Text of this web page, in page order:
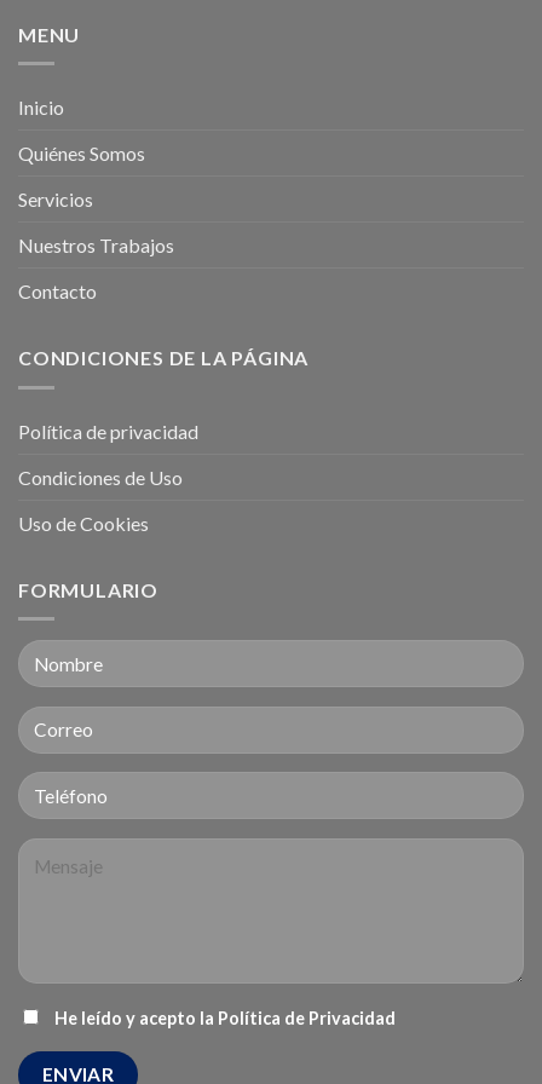
MENU
Inicio
Quiénes Somos
Servicios
Nuestros Trabajos
Contacto
CONDICIONES DE LA PÁGINA
Política de privacidad
Condiciones de Uso
Uso de Cookies
FORMULARIO
He leído y acepto la Política de Privacidad